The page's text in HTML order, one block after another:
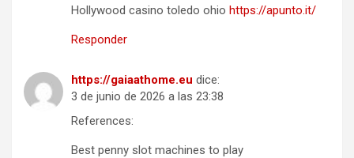
Hollywood casino toledo ohio https://apunto.it/
Responder
https://gaiaathome.eu dice:
3 de junio de 2026 a las 23:38
References:
Best penny slot machines to play